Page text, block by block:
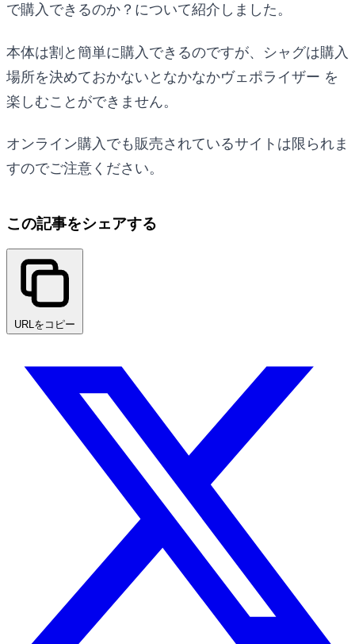
で購入できるのか？について紹介しました。
本体は割と簡単に購入できるのですが、シャグは購入
場所を決めておかないとなかなかヴェポライザー を
楽しむことができません。
オンライン購入でも販売されているサイトは限られま
すのでご注意ください。
この記事をシェアする
URLをコピー